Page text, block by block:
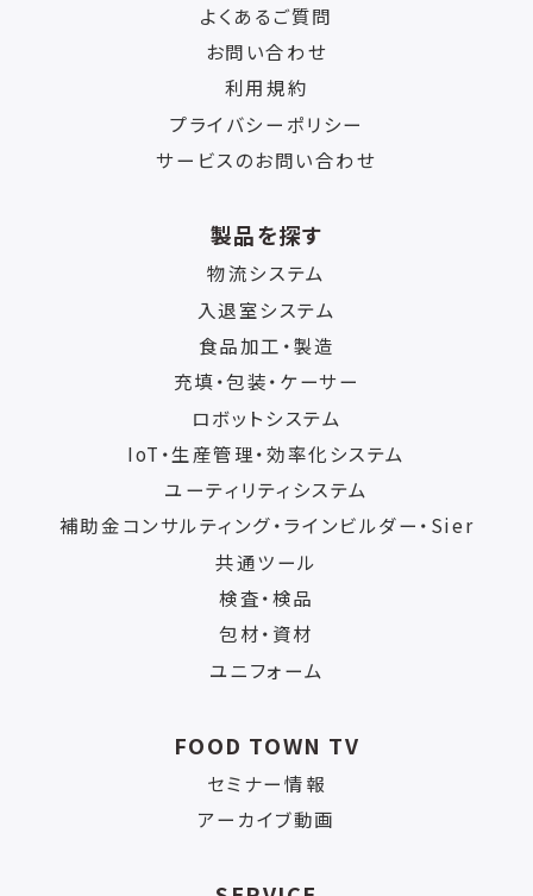
よくあるご質問
お問い合わせ
利用規約
プライバシーポリシー
サービスのお問い合わせ
製品を探す
物流システム
入退室システム
食品加工・製造
充填・包装・ケーサー
ロボットシステム
IoT・生産管理・効率化システム
ユーティリティシステム
補助金コンサルティング・ラインビルダー・Sier
共通ツール
検査・検品
包材・資材
ユニフォーム
FOOD TOWN TV
セミナー情報
アーカイブ動画